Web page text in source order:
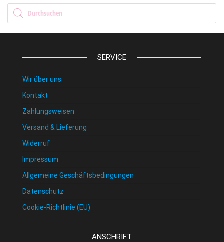
Products search
SERVICE
Wir über uns
Kontakt
Zahlungsweisen
Versand & Lieferung
Widerruf
Impressum
Allgemeine Geschäftsbedingungen
Datenschutz
Cookie-Richtlinie (EU)
ANSCHRIFT